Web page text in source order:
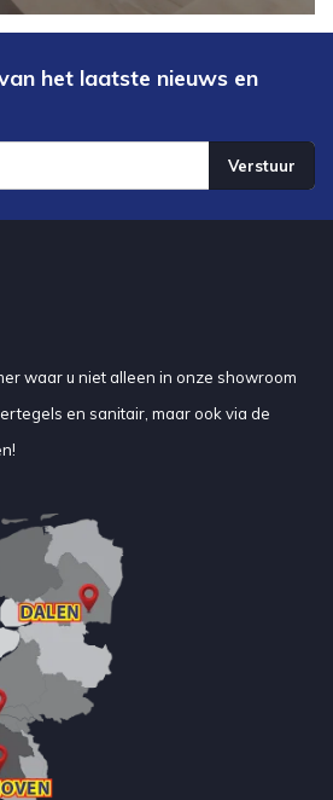
het laatste nieuws en
Verstuur
waar u niet alleen in onze showroom
en sanitair, maar ook via de